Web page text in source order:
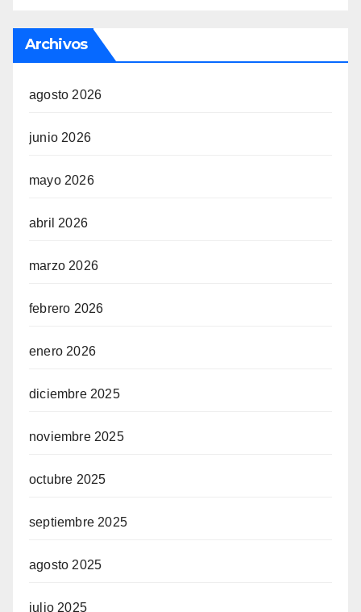
Archivos
agosto 2026
junio 2026
mayo 2026
abril 2026
marzo 2026
febrero 2026
enero 2026
diciembre 2025
noviembre 2025
octubre 2025
septiembre 2025
agosto 2025
julio 2025